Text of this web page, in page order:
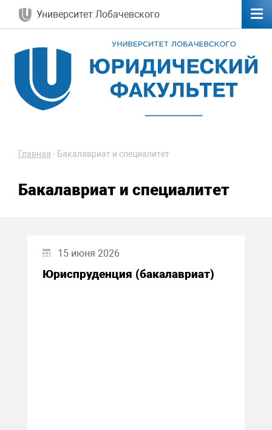
Университет Лобачевского
Главная - Бакалавриат и специалитет
Бакалавриат и специалитет
15 июня 2026
Юриспруденция (бакалавриат)